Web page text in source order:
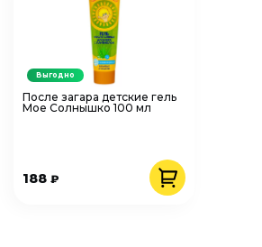
После загара детские гель
Мое Солнышко 100 мл
188 ₽
Выгодно